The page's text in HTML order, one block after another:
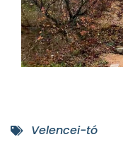
Velencei-tó